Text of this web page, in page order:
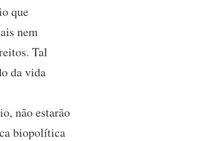
que
nem
Tal
da vida
não estarão
biopolítica